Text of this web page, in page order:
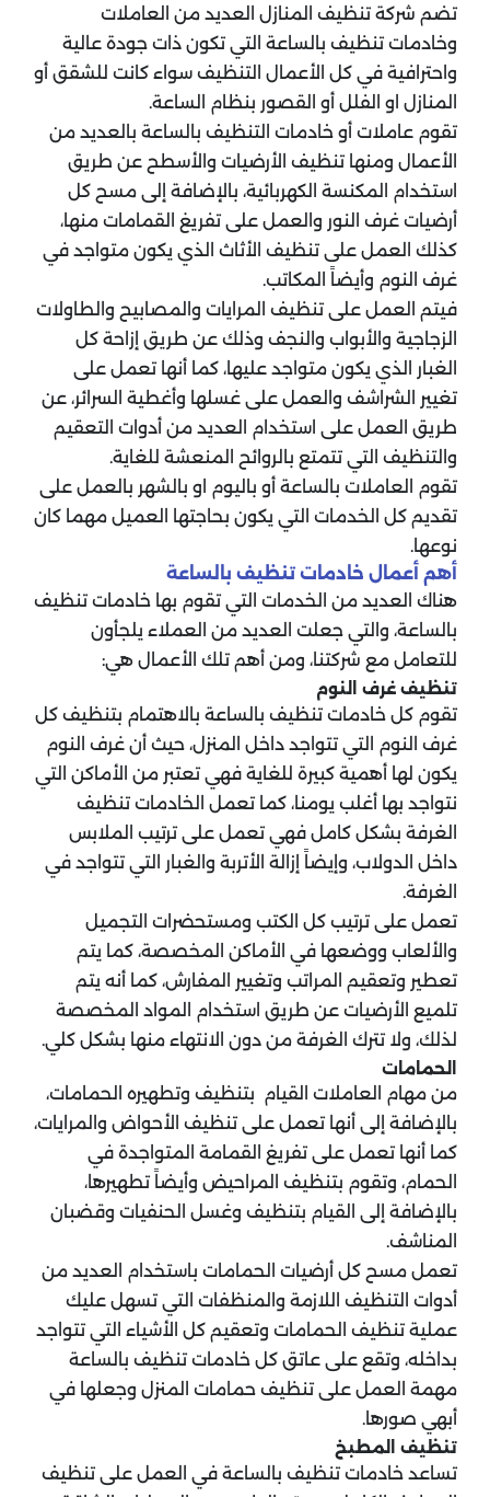
تضم شركة تنظيف المنازل العديد من العاملات
وخادمات تنظيف بالساعة التي تكون ذات جودة عالية
واحترافية في كل الأعمال التنظيف سواء كانت للشقق أو
المنازل او الفلل أو القصور بنظام الساعة.
تقوم عاملات أو خادمات التنظيف بالساعة بالعديد من
الأعمال ومنها تنظيف الأرضيات والأسطح عن طريق
استخدام المكنسة الكهربائية، بالإضافة إلى مسح كل
أرضيات غرف النور والعمل على تفريغ القمامات منها،
كذلك العمل على تنظيف الأثاث الذي يكون متواجد في
غرف النوم وأيضاً المكاتب.
فيتم العمل على تنظيف المرايات والمصابيح والطاولات
الزجاجية والأبواب والنجف وذلك عن طريق إزاحة كل
الغبار الذي يكون متواجد عليها، كما أنها تعمل على
تغيير الشراشف والعمل على غسلها وأغطية السرائر، عن
طريق العمل على استخدام العديد من أدوات التعقيم
والتنظيف التي تتمتع بالروائح المنعشة للغاية.
تقوم العاملات بالساعة أو باليوم او بالشهر بالعمل على
تقديم كل الخدمات التي يكون بحاجتها العميل مهما كان
نوعها.
أهم أعمال خادمات تنظيف بالساعة
هناك العديد من الخدمات التي تقوم بها خادمات تنظيف
بالساعة، والتي جعلت العديد من العملاء يلجأون
للتعامل مع شركتنا، ومن أهم تلك الأعمال هي:
تنظيف غرف النوم
تقوم كل خادمات تنظيف بالساعة بالاهتمام بتنظيف كل
غرف النوم التي تتواجد داخل المنزل، حيث أن غرف النوم
يكون لها أهمية كبيرة للغاية فهي تعتبر من الأماكن التي
نتواجد بها أغلب يومنا، كما تعمل الخادمات تنظيف
الغرفة بشكل كامل فهي تعمل على ترتيب الملابس
داخل الدولاب، وإيضاً إزالة الأتربة والغبار التي تتواجد في
الغرفة.
تعمل على ترتيب كل الكتب ومستحضرات التجميل
والألعاب ووضعها في الأماكن المخصصة، كما يتم
تعطير وتعقيم المراتب وتغيير المفارش، كما أنه يتم
تلميع الأرضيات عن طريق استخدام المواد المخصصة
لذلك، ولا تترك الغرفة من دون الانتهاء منها بشكل كلي.
الحمامات
من مهام العاملات القيام بتنظيف وتطهيره الحمامات،
بالإضافة إلى أنها تعمل على تنظيف الأحواض والمرايات،
كما أنها تعمل على تفريغ القمامة المتواجدة في
الحمام، وتقوم بتنظيف المراحيض وأيضاً تطهيرها،
بالإضافة إلى القيام بتنظيف وغسل الحنفيات وقضبان
المناشف.
تعمل مسح كل أرضيات الحمامات باستخدام العديد من
أدوات التنظيف اللازمة والمنظفات التي تسهل عليك
عملية تنظيف الحمامات وتعقيم كل الأشياء التي تتواجد
بداخله، وتقع على عاتق كل خادمات تنظيف بالساعة
مهمة العمل على تنظيف حمامات المنزل وجعلها في
أبهي صورها.
تنظيف المطبخ
تساعد خادمات تنظيف بالساعة في العمل على تنظيف